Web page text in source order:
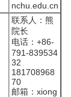
nchu.edu.cn
联系人：熊
院长
电话：+86-
791-839534
32
181708968
70
邮箱：xiong